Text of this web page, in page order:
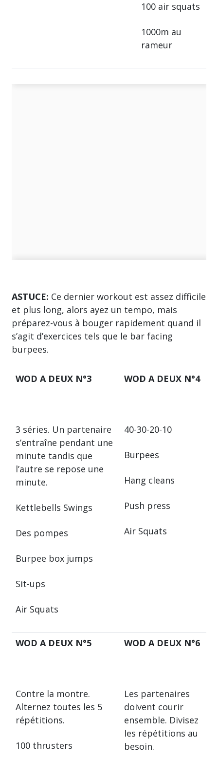
100 air squats
1000m au
rameur
ASTUCE: Ce dernier workout est assez difficile
et plus long, alors ayez un tempo, mais
préparez-vous à bouger rapidement quand il
s’agit d’exercices tels que le bar facing
burpees.
WOD A DEUX N°3
3 séries. Un partenaire
s’entraîne pendant une
minute tandis que
l’autre se repose une
minute.
Kettlebells Swings
Des pompes
Burpee box jumps
Sit-ups
Air Squats
WOD A DEUX N°4
40-30-20-10
Burpees
Hang cleans
Push press
Air Squats
WOD A DEUX N°5
Contre la montre.
Alternez toutes les 5
répétitions.
100 thrusters
WOD A DEUX N°6
Les partenaires
doivent courir
ensemble. Divisez
les répétitions au
besoin.